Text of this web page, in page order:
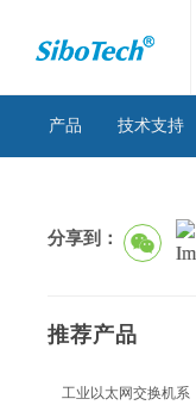
产品 技术支持
分享到：
推荐产品
工业以太网交换机系